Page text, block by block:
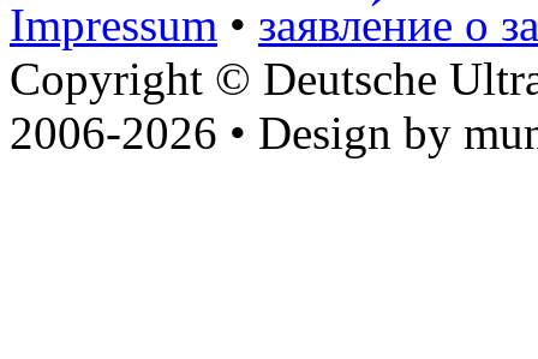
Impressum • заявле́ние о
Copyright © Deutsche
2006-2026 • Design by